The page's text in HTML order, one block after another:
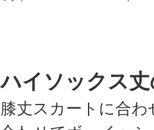
ハイソックス
膝丈スカートに合